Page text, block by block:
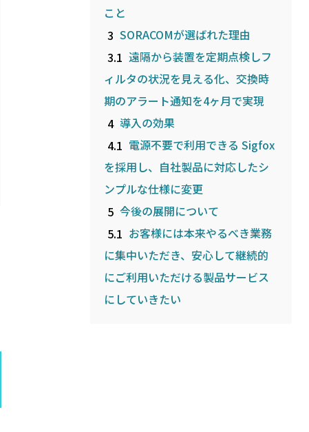
こと
3 SORACOMが選ばれた理由
3.1 遠隔から装置を定期点検しフ
ィルタの状況を見える化、交換時
期のアラート通知を4ヶ月で実現
4 導入の効果
4.1 電源不要で利用できる Sigfox
を採用し、自社製品に対応したシ
ンプルな仕様に変更
5 今後の展開について
5.1 お客様には本来やるべき業務
に集中いただき、安心して継続的
にご利用いただける製品サービス
にしていきたい